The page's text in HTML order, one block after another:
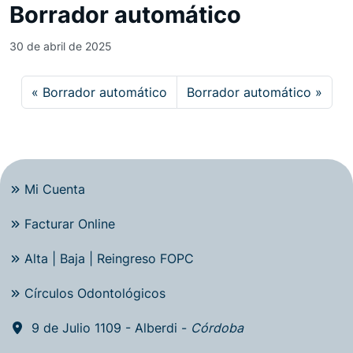
Borrador automático
30 de abril de 2025
Borrador automático Borrador automático
Mi Cuenta
Facturar Online
Alta | Baja | Reingreso FOPC
Círculos Odontológicos
9 de Julio 1109 - Alberdi - Córdoba